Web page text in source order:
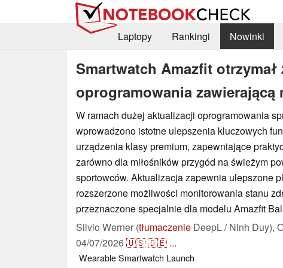
Laptopy Rankingi Nowinki
Smartwatch Amazfit
oprogramowania
W ramach dużej aktualizacji oprogramowania
wprowadzono istotne ulepszenia kluczowych
urządzenia klasy premium, zapewniające
zarówno dla miłośników przygód na świeżym
sportowców. Aktualizacja zapewnia ulepszone
rozszerzone możliwości monitorowania stanu
przeznaczone specjalnie dla modelu Amazfit
Silvio Werner (tłumaczenie DeepL / Ninh Duy),
04/07/2026🇺🇸🇩🇪 ...
WearableSmartwatch Launch